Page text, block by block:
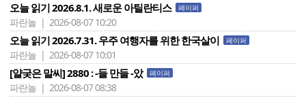
오늘 읽기 2026.8.1. 새로운 아틸란티스 페이퍼
파란놀 | 2026-08-07 10:20
오늘 읽기 2026.7.31. 우주 여행자를 위한 한국살이 페이퍼
파란놀 | 2026-08-07 10:01
[얄궂은 말씨] 2880 : -들 만들 -았 페이퍼
파란놀 | 2026-08-07 08:38